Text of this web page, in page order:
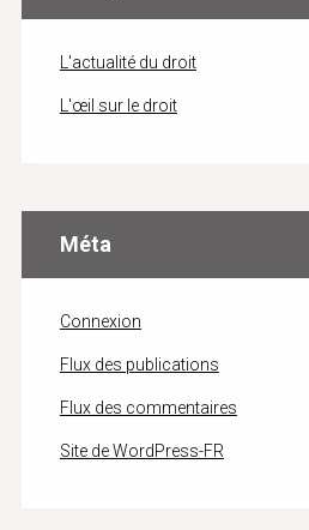
L'actualité du droit
L'œil sur le droit
Méta
Connexion
Flux des publications
Flux des commentaires
Site de WordPress-FR